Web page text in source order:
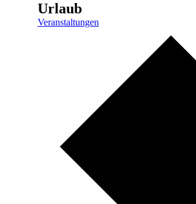
Urlaub
Veranstaltungen